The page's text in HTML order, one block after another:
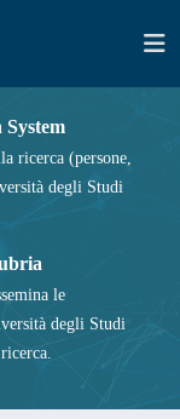
ricerca (persone,
degli Studi
le
degli Studi